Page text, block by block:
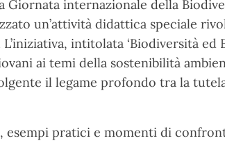
Giornata internazionale della
un’attività didattica speciale
L’iniziativa, intitolata ‘Biodiversità ed
ai temi della sostenibilità
il legame profondo tra la
esempi pratici e momenti di